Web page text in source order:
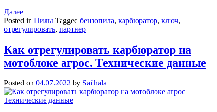
Далее
Posted in Пилы Tagged бензопила, карбюратор, ключ,
отрегулировать, партнер
Как отрегулировать карбюратор на
мотоблоке агрос. Технические данные
Posted on 04.07.2022 by Sailhala